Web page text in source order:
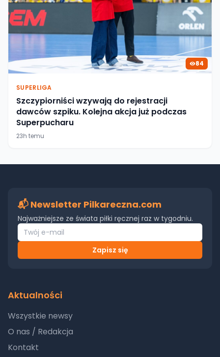
84
SUPERLIGA
Szczypiorniści wzywają do rejestracji
dawców szpiku. Kolejna akcja już podczas
Superpucharu
23h temu
📬 Newsletter Pilkareczna.com
Najważniejsze ze świata piłki ręcznej raz w tygodniu.
Zapisz się
Aktualności
Wszystkie newsy
O nas / Redakcja
Kontakt